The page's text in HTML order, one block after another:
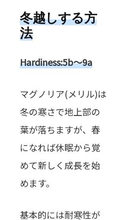
冬越しする方
法
Hardiness:5b～9a
マグノリア(メリル)は
冬の寒さで地上部の
葉が落ちますが、春
になれば休眠から覚
めて新しく成長を始
めます。
基本的には耐寒性が